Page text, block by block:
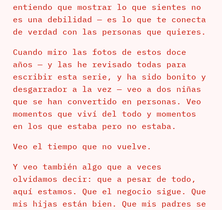
entiendo que mostrar lo que sientes no
es una debilidad — es lo que te conecta
de verdad con las personas que quieres.
Cuando miro las fotos de estos doce
años — y las he revisado todas para
escribir esta serie, y ha sido bonito y
desgarrador a la vez — veo a dos niñas
que se han convertido en personas. Veo
momentos que viví del todo y momentos
en los que estaba pero no estaba.
Veo el tiempo que no vuelve.
Y veo también algo que a veces
olvidamos decir: que a pesar de todo,
aquí estamos. Que el negocio sigue. Que
mis hijas están bien. Que mis padres se